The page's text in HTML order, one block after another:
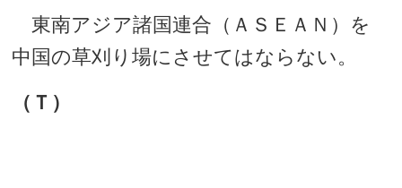
東南アジア諸国連合（ＡＳＥＡＮ）を
中国の草刈り場にさせてはならない。
（Ｔ）